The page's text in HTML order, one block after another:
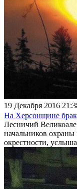
19 Декабря 2016
На Херсонщине
Лесничий
начальников охраны
окрестности,